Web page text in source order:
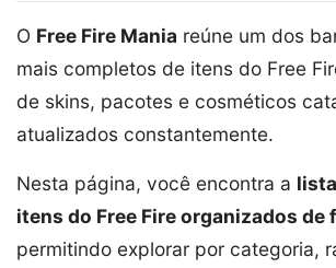
O Free Fire Mania reúne um dos
mais completos de itens do Free
de skins, pacotes e cosméticos
atualizados constantemente.
Nesta página, você encontra a
itens do Free Fire organizados de
permitindo explorar por categoria,